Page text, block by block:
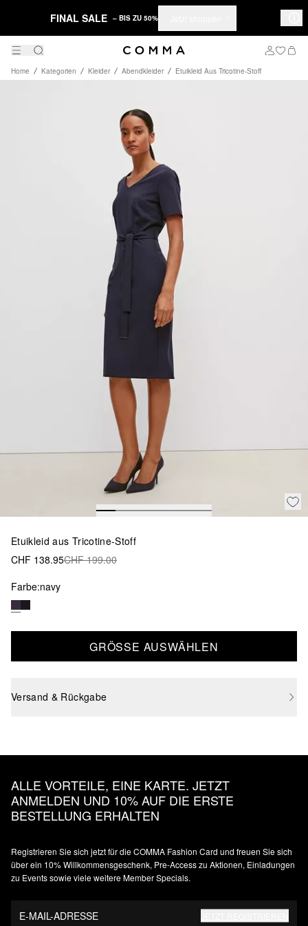
FINAL SALE – BIS ZU 50%
Home Kategorien Kleider Abendkleider Etuikleid Aus Tricotine-Stoff
Etuikleid aus Tricotine-Stoff
CHF 138.95CHF 199.00
Farbe:navy
GRÖSSE AUSWÄHLEN
Versand & Rückgabe
ALLE VORTEILE, EINE KARTE. JETZT
ANMELDEN UND 10% AUF DIE ERSTE
BESTELLUNG ERHALTEN
Registrieren Sie sich jetzt für die COMMA Fashion Card und freuen Sie sich
über ein 10% Willkommensgeschenk, Pre-Access zu Aktionen, Einladungen
zu Events sowie viele weitere Member Specials.
E-MAIL-ADRESSE